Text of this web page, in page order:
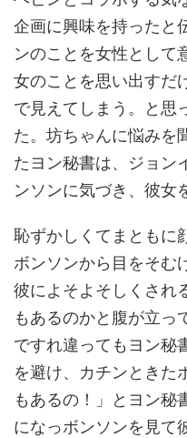
企画に興味を持ったと
ンのことを女性として
女のことを思い出すだ
で見えてしまう。と思
た。坊ちゃんに悩みを
たヨン秘書は、ジョン
ンソンに気づき、彼女
恥ずかしくてまともに
ボンソンから目をそむ
彼によそよそしくされ
もあるのかと腹が立っ
ですれ違ってもヨン秘
を避け、カチンときた
もあるの！」とヨン秘
になっボンソンを見